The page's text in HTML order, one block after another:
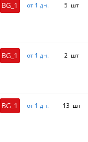
BG_1 от 1 дн. 5 шт
BG_1 от 1 дн. 2 шт
BG_1 от 1 дн. 13 шт